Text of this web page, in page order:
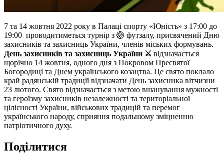
7 та 14 жовтня 2022 року в Палаці спорту «Юність» з 17:00 до
19:00 проводитиметься турнір з 🏐 футзалу, присвячений Дню
захисників та захисниць України, членів міських формувань.
День захисників та захисниць України ⚔ відзначається
щорічно 14 жовтня, одного дня з Покровом Пресвятої
Богородиці та Днем українського козацтва. Це свято поклало
край радянській традиції відзначати День захисника вітчизни
23 лютого. Свято відзначається з метою вшанування мужності
та героїзму захисників незалежності та територіальної
цілісності України, військових традицій та перемог
українського народу, сприяння подальшому зміцненню
патріотичного духу.
Поділитися